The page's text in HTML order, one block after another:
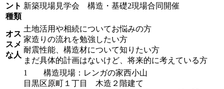
ント
種類
新築現場見学会 構造・基礎2現場合同開催
オス
スメ
な人
土地活用や相続についてお悩みの方
家造りの流れを勉強したい方
耐震性能、構造材について知りたい方
まだ具体的計画はないけど、将来的に考えている方
1 構造現場：レンガの家西小山
目黒区原町１丁目 木造２階建て